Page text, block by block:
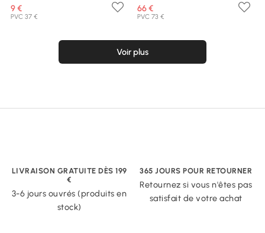
9 €
PVC 37 €
66 €
PVC 73 €
Voir plus
LIVRAISON GRATUITE DÈS 199
€
3-6 jours ouvrés (produits en
stock)
365 JOURS POUR RETOURNER
Retournez si vous n'êtes pas
satisfait de votre achat